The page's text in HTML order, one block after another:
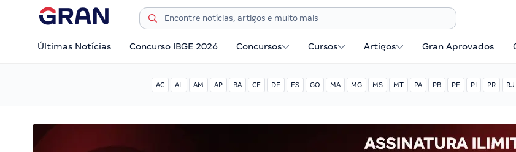
Últimas Notícias Concurso IBGE 2026 Concursos Cursos Artigos Gran Aprovados
AC AL AM AP BA CE DF ES GO MA MG MS MT PA PB PE PI PR RJ